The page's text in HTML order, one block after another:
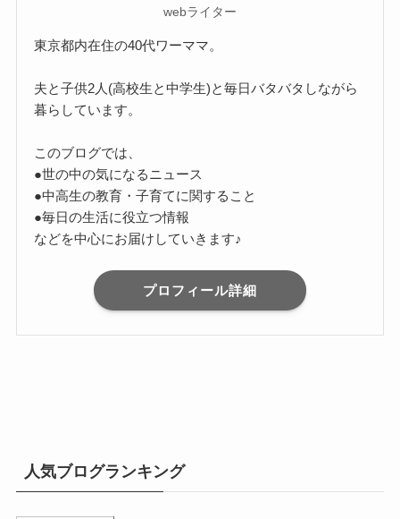
webライター
東京都内在住の40代ワーママ。
夫と子供2人(高校生と中学生)と毎日バタバタしながら
暮らしています。
このブログでは、
●世の中の気になるニュース
●中高生の教育・子育てに関すること
●毎日の生活に役立つ情報
などを中心にお届けしていきます♪
プロフィール詳細
人気ブログランキング